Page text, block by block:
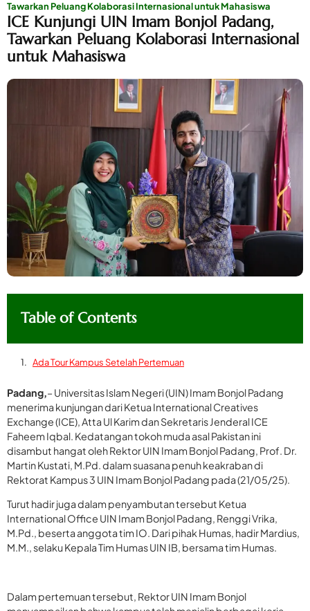
Tawarkan Peluang Kolaborasi Internasional untuk Mahasiswa
ICE Kunjungi UIN Imam Bonjol Padang,
Tawarkan Peluang Kolaborasi Internasional
untuk Mahasiswa
Table of Contents
Ada Tour Kampus Setelah Pertemuan
Padang,– Universitas Islam Negeri (UIN) Imam Bonjol Padang
menerima kunjungan dari Ketua International Creatives
Exchange (ICE), Atta Ul Karim dan Sekretaris Jenderal ICE
Faheem Iqbal. Kedatangan tokoh muda asal Pakistan ini
disambut hangat oleh Rektor UIN Imam Bonjol Padang, Prof. Dr.
Martin Kustati, M.Pd. dalam suasana penuh keakraban di
Rektorat Kampus 3 UIN Imam Bonjol Padang pada (21/05/25).
Turut hadir juga dalam penyambutan tersebut Ketua
International Office UIN Imam Bonjol Padang, Renggi Vrika,
M.Pd., beserta anggota tim IO. Dari pihak Humas, hadir Mardius,
M.M., selaku Kepala Tim Humas UIN IB, bersama tim Humas.
Dalam pertemuan tersebut, Rektor UIN Imam Bonjol